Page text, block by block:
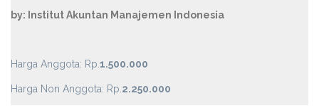
by: Institut Akuntan Manajemen Indonesia
Harga Anggota: Rp. 1.500.000
Harga Non Anggota: Rp. 2.250.000